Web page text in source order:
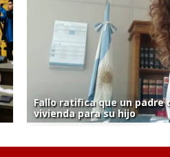
Fallo ratifica que un padre
vivienda para su hijo